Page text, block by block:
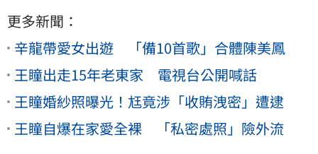
更多新聞：
辛龍帶愛女出遊 「備10首歌」合體陳美鳳
王瞳出走15年老東家 電視台公開喊話
王瞳婚紗照曝光！尪竟涉「收賄洩密」遭逮
王瞳自爆在家愛全裸 「私密處照」險外流